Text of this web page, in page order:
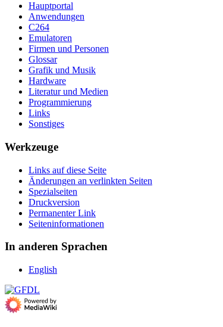
Hauptportal
Anwendungen
C264
Emulatoren
Firmen und Personen
Glossar
Grafik und Musik
Hardware
Literatur und Medien
Programmierung
Links
Sonstiges
Werkzeuge
Links auf diese Seite
Änderungen an verlinkten Seiten
Spezialseiten
Druckversion
Permanenter Link
Seiten­­informationen
In anderen Sprachen
English